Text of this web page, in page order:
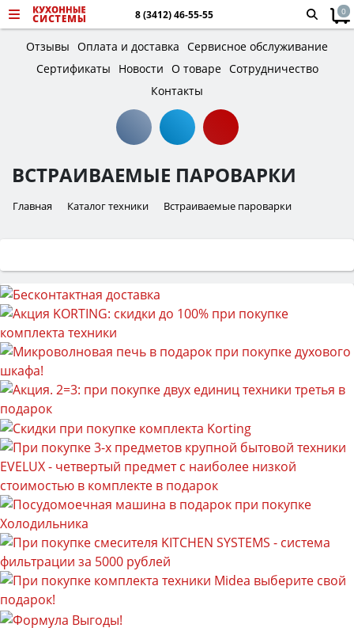
8 (3412) 46-55-55 0
Отзывы Оплата и доставка Сервисное обслуживание
Сертификаты
Новости О товаре Сотрудничество
Контакты
ВСТРАИВАЕМЫЕ ПАРОВАРКИ
Главная Каталог техники Встраиваемые пароварки